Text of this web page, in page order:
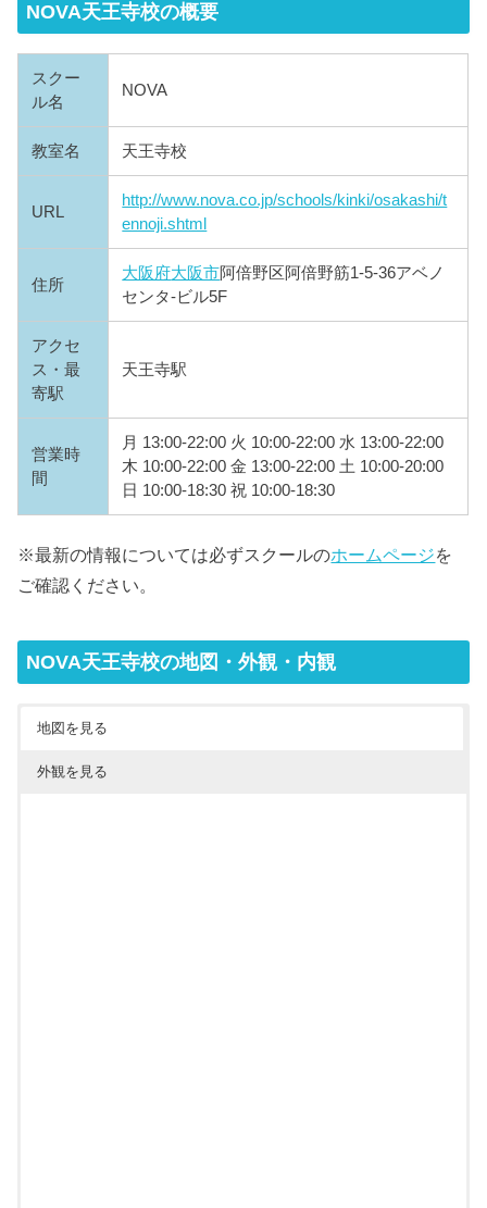
NOVA天王寺校の概要
スクー
ル名
NOVA
教室名 天王寺校
URL
http://www.nova.co.jp/schools/kinki/osakashi/t
ennoji.shtml
住所
大阪府大阪市阿倍野区阿倍野筋1-5-36アベノ
センタ-ビル5F
アクセ
ス・最
寄駅
天王寺駅
営業時
間
月 13:00-22:00 火 10:00-22:00 水 13:00-22:00
木 10:00-22:00 金 13:00-22:00 土 10:00-20:00
日 10:00-18:30 祝 10:00-18:30
※最新の情報については必ずスクールのホームページを
ご確認ください。
NOVA天王寺校の地図・外観・内観
地図を見る
外観を見る